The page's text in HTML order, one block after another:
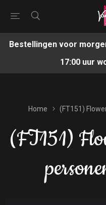
Bestellingen voor
17:00 uur
Home (FT151)
(FT151)